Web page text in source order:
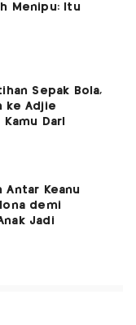
Menipu: Itu
Sepak Bola,
ke Adjie
Darl
Antar Keanu
demi
Jadi